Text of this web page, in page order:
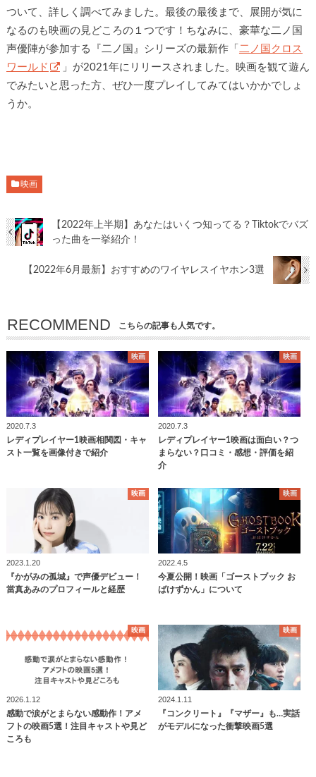
ついて、詳しく調べてみました。最後の最後まで、展開が気に
なるのも映画の見どころの１つです！ちなみに、豪華な二ノ国
声優陣が参加する『二ノ国』シリーズの最新作「 二ノ国クロス
ワールド
」が2021年にリリースされました。映画を観て遊ん
でみたいと思った方、ぜひ一度プレイしてみてはいかかでしょ
うか。
映画
【2022年上半期】あなたはいくつ知ってる？Tiktokでバズ
った曲を一挙紹介！
【2022年6月最新】おすすめのワイヤレスイヤホン3選
RECOMMEND こちらの記事も人気です。
映画
2020.7.3
レディプレイヤー1映画相関図・キャ
スト一覧を画像付きで紹介
映画
2020.7.3
レディプレイヤー1映画は面白い？つ
まらない？口コミ・感想・評価を紹
介
映画
2023.1.20
『かがみの孤城』で声優デビュー！
當真あみのプロフィールと経歴
映画
2022.4.5
今夏公開！映画「ゴーストブック お
ばけずかん」について
映画
2026.1.12
感動で涙がとまらない感動作！アメ
フトの映画5選！注目キャストや見ど
ころも
映画
2024.1.11
『コンクリート』『マザー』も…実話
がモデルになった衝撃映画5選